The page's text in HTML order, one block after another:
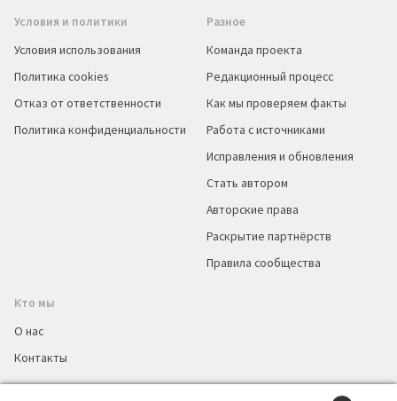
Условия и политики
Условия использования
Политика cookies
Отказ от ответственности
Политика конфиденциальности
Разное
Команда проекта
Редакционный процесс
Как мы проверяем факты
Работа с источниками
Исправления и обновления
Стать автором
Авторские права
Раскрытие партнёрств
Правила сообщества
Кто мы
О нас
Контакты